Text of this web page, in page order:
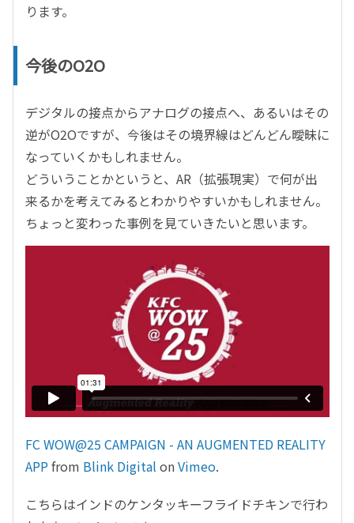
ります。
今後のO2O
デジタルの接点からアナログの接点へ、あるいはその
逆がO2Oですが、今後はその境界線はどんどん曖昧に
なっていくかもしれません。
どういうことかというと、AR（拡張現実）で何が出
来るかを考えてみるとわかりやすいかもしれません。
ちょっと変わった事例を見ていきたいと思います。
FC WOW@25 CAMPAIGN - AN AUGMENTED REALITY
APPfrom Blink Digital onVimeo.
こちらはインドのケンタッキーフライドチキンで行わ